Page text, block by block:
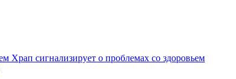
Храп сигнализирует о проблемах со здоровьем